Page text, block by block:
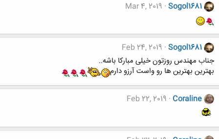
Sogol1681
Mar 4, 2019
Sogol1681
Feb 24, 2019
جناب مهندس روزتون خیلی مبارکا باشه..
بهترین بهترین ها رو واست آرزو دارم
Coraline
Feb 22, 2019